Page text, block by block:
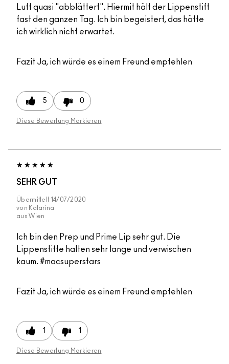
Luft quasi "abblättert". Hiermit hält der Lippenstift
fast den ganzen Tag. Ich bin begeistert, das hätte
ich wirklich nicht erwartet.
Fazit Ja, ich würde es einem Freund empfehlen
5 0
Diese Bewertung Markieren
SEHR GUT
Übermittelt 14/07/2020
von Katarina
aus Wien
Ich bin den Prep und Prime Lip sehr gut. Die
Lippenstifte halten sehr lange und verwischen
kaum. #macsuperstars
Fazit Ja, ich würde es einem Freund empfehlen
1 1
Diese Bewertung Markieren